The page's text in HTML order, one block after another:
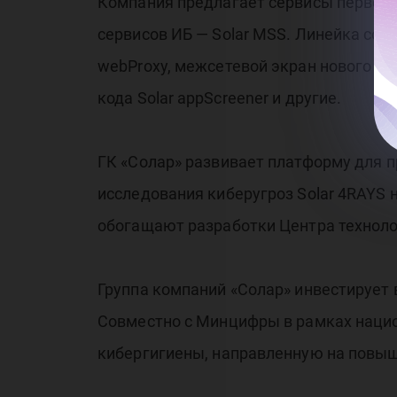
сервисов ИБ — Solar MSS. Линейка
webProxy, межсетевой экран нового
кода Solar appScreener и другие.
ГК «Солар» развивает платформу для
исследования киберугроз Solar
обогащают разработки Центра
Группа компаний «Солар»
Совместно с Минцифры в рамках
кибергигиены, направленную на